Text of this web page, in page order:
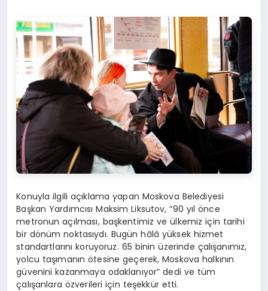
Konuyla ilgili açıklama yapan Moskova Belediyesi
Başkan Yardımcısı Maksim Liksutov, “90 yıl önce
metronun açılması, başkentimiz ve ülkemiz için tarihi
bir dönüm noktasıydı. Bugün hâlâ yüksek hizmet
standartlarını koruyoruz. 65 binin üzerinde çalışanımız,
yolcu taşımanın ötesine geçerek, Moskova halkının
güvenini kazanmaya odaklanıyor” dedi ve tüm
çalışanlara özverileri için teşekkür etti.